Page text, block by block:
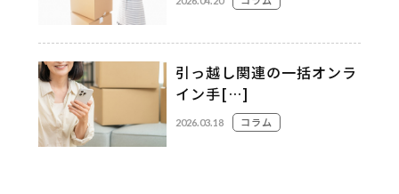
引っ越し関連の一括オンラ
イン手[…]
2026.03.18 コラム